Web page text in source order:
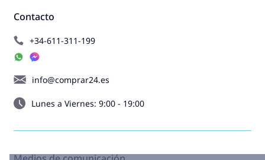
Contacto
+34-611-311-199
info@comprar24.es
Lunes a Viernes: 9:00 - 19:00